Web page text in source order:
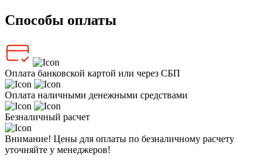
Способы оплаты
Оплата банковской картой или через СБП
Оплата наличными денежными средствами
Безналичный расчет
Внимание! Цены для оплаты по безналичному расчету
уточняйте у менеджеров!